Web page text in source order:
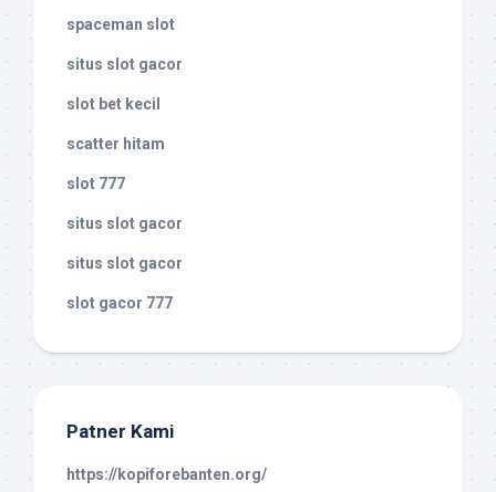
spaceman slot
situs slot gacor
slot bet kecil
scatter hitam
slot 777
situs slot gacor
situs slot gacor
slot gacor 777
Patner Kami
https://kopiforebanten.org/